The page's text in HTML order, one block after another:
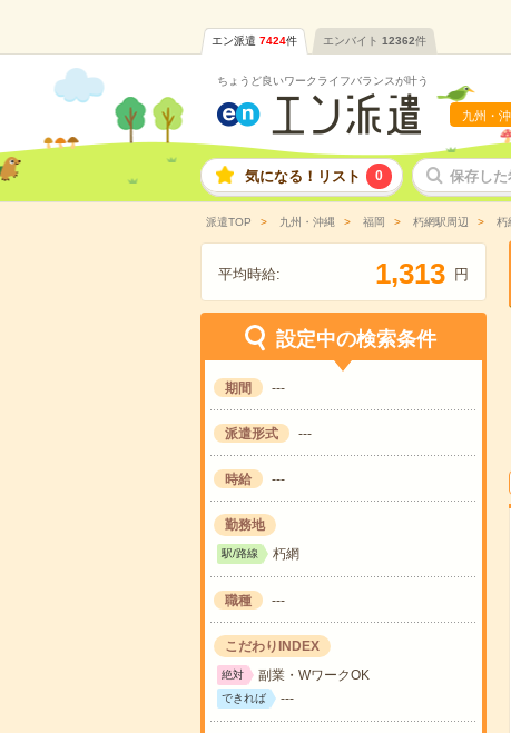
エン派遣 7424件 エンバイト 12362件
ちょうど良いワークライフバランスが叶う
九州・
気になる！リスト 0 保存し
派遣TOP 九州・沖縄 福岡 朽網駅周辺 朽
平均時給: 1,313 円
設定中の検索条件
期間 ---
派遣形式 ---
時給 ---
勤務地
駅/路線 朽網
職種 ---
こだわりINDEX
絶対 副業・WワークOK
できれば ---